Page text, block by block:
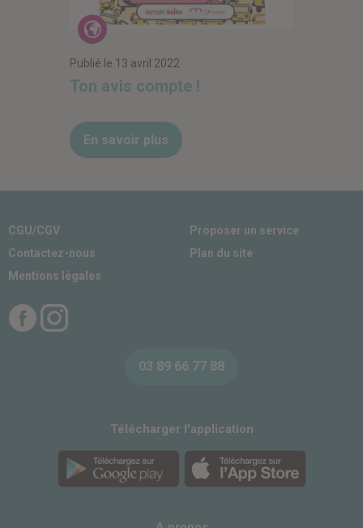
Actualités
Publié le 13 avril 2022
Ton avis compte !
En savoir plus
CGU/CGV
Contactez-nous
Mentions légales
Proposer un service
Plan du site
03 89 66 77 88
Télécharger l'application